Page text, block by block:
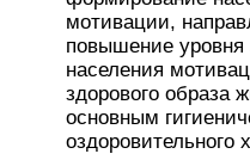
мотивации,
повышение
населения
здорового образа
основным
оздоровительного